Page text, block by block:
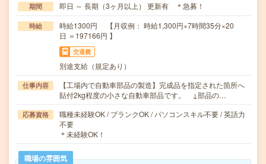
期間 即日 ～ 長期（3ヶ月以上） 更新有 ＊急募！
時給
時給1300円 【月収例： 時給1,300円×7時間35分×20
日 ＝197166円 】
交通費
別途支給（規定あり）
仕事内容
【工場内で自動車部品の製造】完成品を指定された箇所へ
貼付2kg程度の小さな自動車部品です。 ↓部品の…
応募資格
職種未経験OK / ブランクOK / パソコンスキル不要 / 英語力
不要
＊未経験OK！
職場の雰囲気